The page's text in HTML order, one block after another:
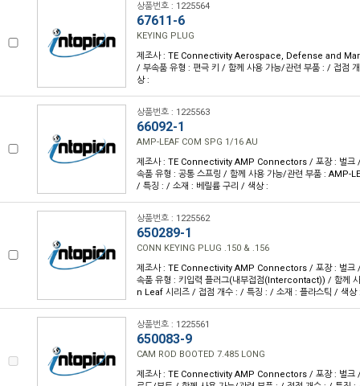
상품번호 : 1225564
67611-6
KEYING PLUG
제조사 : TE Connectivity Aerospace, Defense and
/ 부속품 유형 : 편극 키 / 함께 사용 가능/관련 부품 : / 접점
상 :
상품번호 : 1225563
66092-1
AMP-LEAF COM SPG 1/16 AU
제조사 : TE Connectivity AMP Connectors / 포장 : 벌크
속품 유형 : 공통 스프링 / 함께 사용 가능/관련 부품 : AMP-
/ 특징 : / 소재 : 베릴륨 구리 / 색상 :
상품번호 : 1225562
650289-1
CONN KEYING PLUG .150 & .156
제조사 : TE Connectivity AMP Connectors / 포장 : 벌크
속품 유형 : 키입력 플러그(내부접점(Intercontact)) / 함께
n Leaf 시리즈 / 접점 개수 : / 특징 : / 소재 : 플라스틱 / 색상
상품번호 : 1225561
650083-9
CAM ROD BOOTED 7.485 LONG
제조사 : TE Connectivity AMP Connectors / 포장 : 벌크